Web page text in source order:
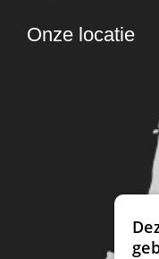
Onze locatie